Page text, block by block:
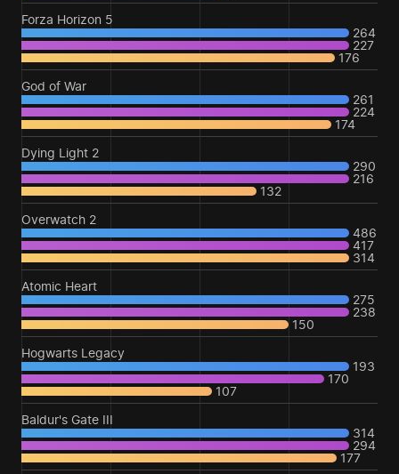
Forza Horizon 5
264
227
176
God of War
261
224
174
Dying Light 2
290
216
132
Overwatch 2
486
417
314
Atomic Heart
275
238
150
Hogwarts Legacy
193
170
107
Baldur's Gate III
314
294
177